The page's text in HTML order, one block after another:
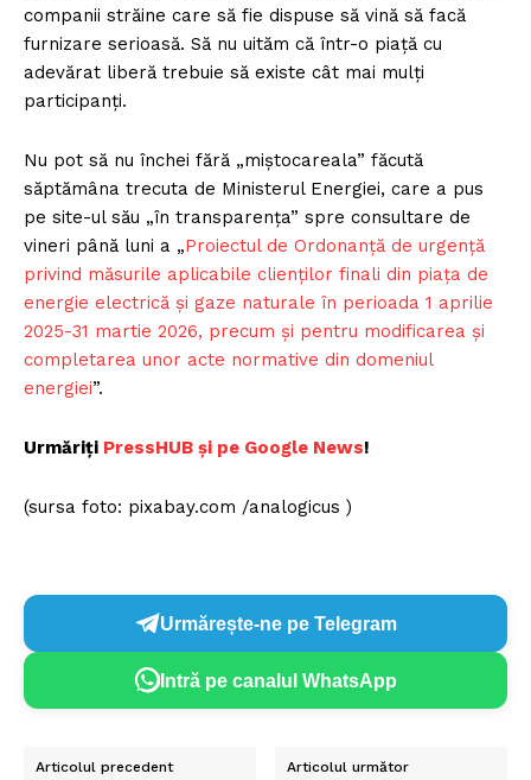
PRESShub
Rețea
Contact
companii străine care să fie dispuse să vină să facă
furnizare serioasă. Să nu uităm că într-o piață cu
adevărat liberă trebuie să existe cât mai mulți
participanți.
Nu pot să nu închei fără „miștocareala” făcută
săptămâna trecuta de Ministerul Energiei, care a pus
pe site-ul său „în transparența” spre consultare de
vineri până luni a „Proiectul de Ordonanţă de urgenţă
privind măsurile aplicabile clienţilor finali din piaţa de
energie electrică și gaze naturale în perioada 1 aprilie
2025-31 martie 2026, precum și pentru modificarea şi
completarea unor acte normative din domeniul
energiei”.
Urmăriți PressHUB și pe Google News!
(sursa foto: pixabay.com /analogicus )
Urmărește-ne pe Telegram
Intră pe canalul WhatsApp
Articolul precedent Articolul următor